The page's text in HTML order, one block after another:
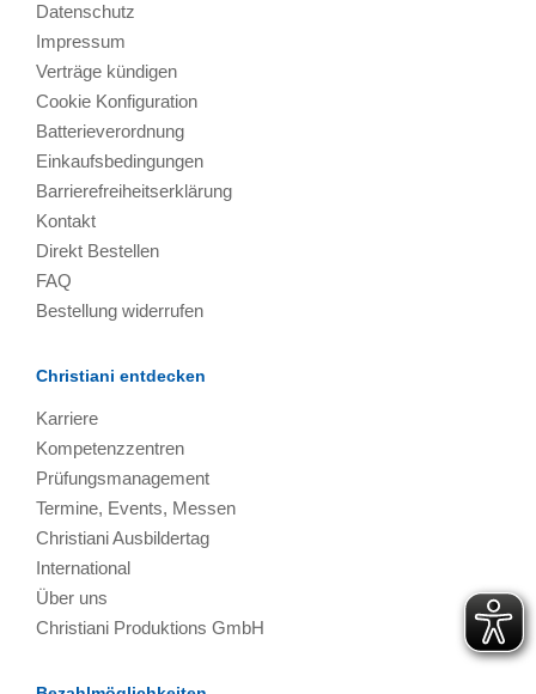
Datenschutz
Impressum
Verträge kündigen
Cookie Konfiguration
Batterieverordnung
Einkaufsbedingungen
Barrierefreiheitserklärung
Kontakt
Direkt Bestellen
FAQ
Bestellung widerrufen
Christiani entdecken
Karriere
Kompetenzzentren
Prüfungsmanagement
Termine, Events, Messen
Christiani Ausbildertag
International
Über uns
Christiani Produktions GmbH